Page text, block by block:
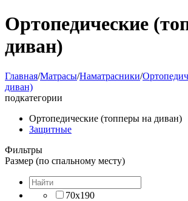
Ортопедические
диван)
Главная/Матрасы/Наматрасники/
диван)
подкатегории
Ортопедические (топперы на диван)
Защитные
Фильтры
Размер (по спальному месту)
70х190